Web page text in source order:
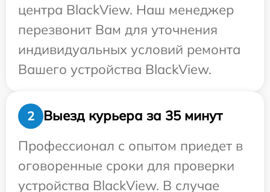
центра BlackView. Наш менеджер
перезвонит Вам для уточнения
индивидуальных условий ремонта
Вашего устройства BlackView.
2
Выезд курьера за 35 минут
Профессионал с опытом приедет в
оговоренные сроки для проверки
устройства BlackView. В случае